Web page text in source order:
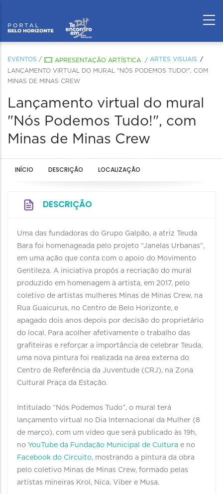
EVENTOS / APRESENTAÇÃO ARTÍSTICA / ARTES VISUAIS
LANÇAMENTO VIRTUAL DO MURAL "NÓS PODEMOS TUDO!", COM
MINAS DE MINAS CREW
Lançamento virtual do mural
"Nós Podemos Tudo!", com
Minas de Minas Crew
INÍCIO DESCRIÇÃO LOCALIZAÇÃO
DESCRIÇÃO
Uma das fundadoras do Grupo Galpão, a atriz Teuda
Bara foi homenageada pelo projeto “Janelas Urbanas”,
em uma ação que conta com o apoio do Movimento
Gentileza. A iniciativa propôs a recriação do mural
produzido em homenagem à artista, em 2017, pelo
coletivo de artistas mulheres Minas de Minas Crew, na
Rua Guaicurus, no Centro de Belo Horizonte, e
apagado dois anos depois por decisão do proprietário
do local. Para acolher afetivamente o trabalho das
grafiteiras e reforçar a importância de celebrar Teuda,
uma nova pintura foi realizada na área externa do
Centro de Referência da Juventude (CRJ), na Zona
Cultural Praça da Estação.
Intitulado “Nós Podemos Tudo”, o mural terá
lançamento virtual no Dia Internacional da Mulher (8
de março), com um vídeo que será publicado às 19h,
no YouTube da Fundação Municipal de Cultura e no
Facebook do Circuito, mostrando a pintura da obra
pelo coletivo Minas de Minas Crew, formado pelas
artistas mineiras Krol, Nica, Viber e Musa.